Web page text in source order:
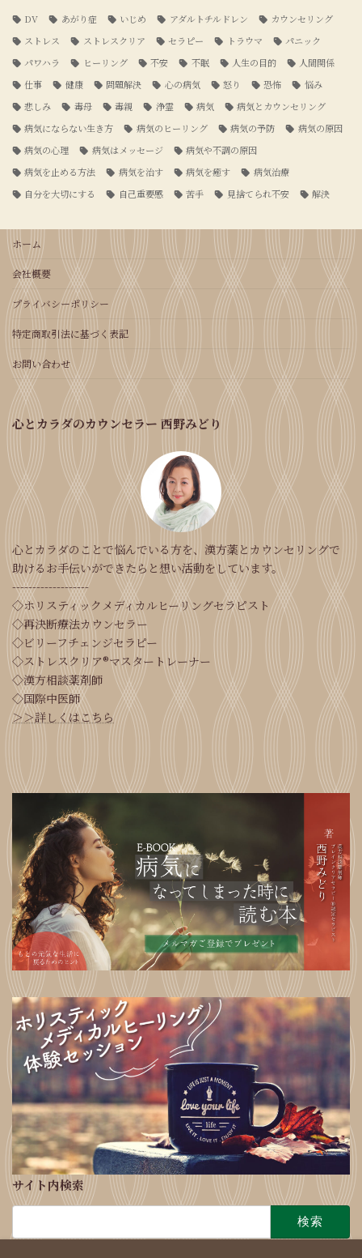
DV あがり症 いじめ アダルトチルドレン
カウンセリング
ストレス
ストレスクリア セラピー トラウマ
パニック
パワハラ
ヒーリング 不安 不眠 人生の目的
人間関係
仕事
健康 問題解決 心の病気 怒り 恐怖
悩み
悲しみ
毒母 毒親 浄霊 病気
病気とカウンセリング
病気にならない生き方
病気のヒーリング 病気の予防
病気の原因
病気の心理
病気はメッセージ
病気や不調の原因
病気を止める方法
病気を治す 病気を癒す
病気治療
自分を大切にする
自己重要感 苦手 見捨てられ不安 解決
ホーム
会社概要
プライバシーポリシー
特定商取引法に基づく表記
お問い合わせ
心とカラダのカウンセラー 西野みどり
心とカラダのことで悩んでいる方を、漢方薬とカウンセリングで
助けるお手伝いができたらと想い活動をしています。
-------------------
◇ホリスティックメディカルヒーリングセラピスト
◇再決断療法カウンセラー
◇ビリーフチェンジセラピー
◇ストレスクリア®マスタートレーナー
◇漢方相談薬剤師
◇国際中医師
＞＞詳しくはこちら
サイト内検索
検